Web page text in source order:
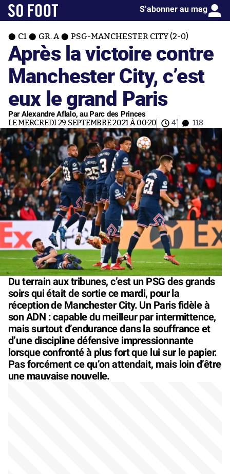
S’abonner au mag
C1 GR. A PSG-MANCHESTER CITY (2-0)
Après la victoire contre
Manchester City, c’est
eux le grand Paris
Par Alexandre Aflalo, au Parc des Princes
LE MERCREDI 29 SEPTEMBRE 2021 À 00:20 4' 118
Du terrain aux tribunes, c’est un PSG des grands
soirs qui était de sortie ce mardi, pour la
réception de Manchester City. Un Paris fidèle à
son ADN : capable du meilleur par intermittence,
mais surtout d’endurance dans la souffrance et
d’une discipline défensive impressionnante
lorsque confronté à plus fort que lui sur le papier.
Pas forcément ce qu’on attendait, mais loin d’être
une mauvaise nouvelle.